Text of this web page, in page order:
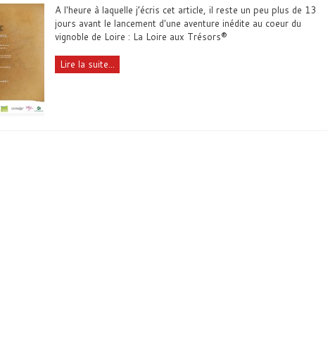
A l'heure à laquelle j’écris cet article, il reste un peu plus de 13
jours avant le lancement d'une aventure inédite au coeur du
vignoble de Loire : La Loire aux Trésors®
Lire la suite...